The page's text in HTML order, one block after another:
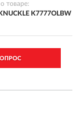
товаре:
K7777OLBW